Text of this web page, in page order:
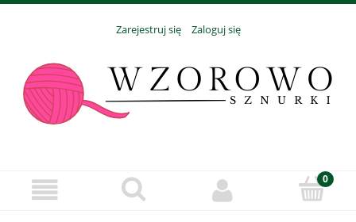
Zarejestruj się Zaloguj się